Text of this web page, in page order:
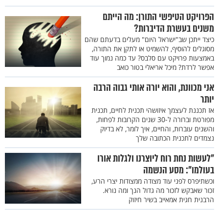
הפרויקט הטיפשי התורן: מה הייתם
משנים בעשרת הדיברות?
כיצד ייתכן שב"ישראל היום" מעלים בדעתם שהם
מסוגלים להוסיף, להשמיט או לתקן את התורה,
באמצעות פרויקט עם סלבס? עד כמה נמוך עוד
אפשר לרדת? מיכל אריאלי בטור כואב
אני מכוונת, והוא יורה אותי גבוה הרבה
יותר
אז תכננת לעצמך איזושהי תכנית לחיים, תכנית
מפורטת וברורה ל-30 שנים הקרובות לפחות,
והשנים עוברות, והחיים, איך לומר, לא בדיוק
נצמדים לתכנית הכתובה שלך
"לעשות נחת רוח ליוצרנו ולגלות אורו
בעולמו": מסע הנשמה
וכשתיפרס לפני עוד מצודה ממצודות יצרי הרע,
זכור שאבקש לזכור מה גדול הנך ומה נורא.
הרבנית חגית אמאייב בשיר חיזוק